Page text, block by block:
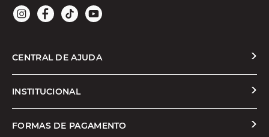
CENTRAL DE AJUDA
Solicitar Troca ou Devolução
INSTITUCIONAL
Quem Somos
FORMAS DE PAGAMENTO